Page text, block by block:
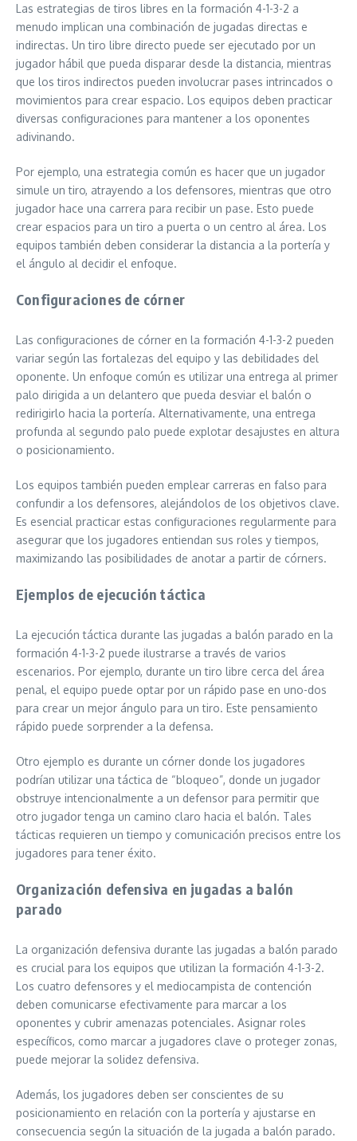
Las estrategias de tiros libres en la formación 4-1-3-2 a
menudo implican una combinación de jugadas directas e
indirectas. Un tiro libre directo puede ser ejecutado por un
jugador hábil que pueda disparar desde la distancia, mientras
que los tiros indirectos pueden involucrar pases intrincados o
movimientos para crear espacio. Los equipos deben practicar
diversas configuraciones para mantener a los oponentes
adivinando.
Por ejemplo, una estrategia común es hacer que un jugador
simule un tiro, atrayendo a los defensores, mientras que otro
jugador hace una carrera para recibir un pase. Esto puede
crear espacios para un tiro a puerta o un centro al área. Los
equipos también deben considerar la distancia a la portería y
el ángulo al decidir el enfoque.
Configuraciones de córner
Las configuraciones de córner en la formación 4-1-3-2 pueden
variar según las fortalezas del equipo y las debilidades del
oponente. Un enfoque común es utilizar una entrega al primer
palo dirigida a un delantero que pueda desviar el balón o
redirigirlo hacia la portería. Alternativamente, una entrega
profunda al segundo palo puede explotar desajustes en altura
o posicionamiento.
Los equipos también pueden emplear carreras en falso para
confundir a los defensores, alejándolos de los objetivos clave.
Es esencial practicar estas configuraciones regularmente para
asegurar que los jugadores entiendan sus roles y tiempos,
maximizando las posibilidades de anotar a partir de córners.
Ejemplos de ejecución táctica
La ejecución táctica durante las jugadas a balón parado en la
formación 4-1-3-2 puede ilustrarse a través de varios
escenarios. Por ejemplo, durante un tiro libre cerca del área
penal, el equipo puede optar por un rápido pase en uno-dos
para crear un mejor ángulo para un tiro. Este pensamiento
rápido puede sorprender a la defensa.
Otro ejemplo es durante un córner donde los jugadores
podrían utilizar una táctica de “bloqueo”, donde un jugador
obstruye intencionalmente a un defensor para permitir que
otro jugador tenga un camino claro hacia el balón. Tales
tácticas requieren un tiempo y comunicación precisos entre los
jugadores para tener éxito.
Organización defensiva en jugadas a balón
parado
La organización defensiva durante las jugadas a balón parado
es crucial para los equipos que utilizan la formación 4-1-3-2.
Los cuatro defensores y el mediocampista de contención
deben comunicarse efectivamente para marcar a los
oponentes y cubrir amenazas potenciales. Asignar roles
específicos, como marcar a jugadores clave o proteger zonas,
puede mejorar la solidez defensiva.
Además, los jugadores deben ser conscientes de su
posicionamiento en relación con la portería y ajustarse en
consecuencia según la situación de la jugada a balón parado.